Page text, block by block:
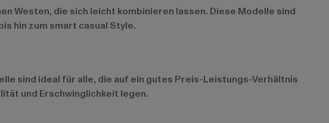
Westen, die sich leicht kombinieren lassen. Diese Modelle sind
hin zum smart casual Style.
sind ideal für alle, die auf ein gutes Preis-Leistungs-Verhältnis
und Erschwinglichkeit legen.